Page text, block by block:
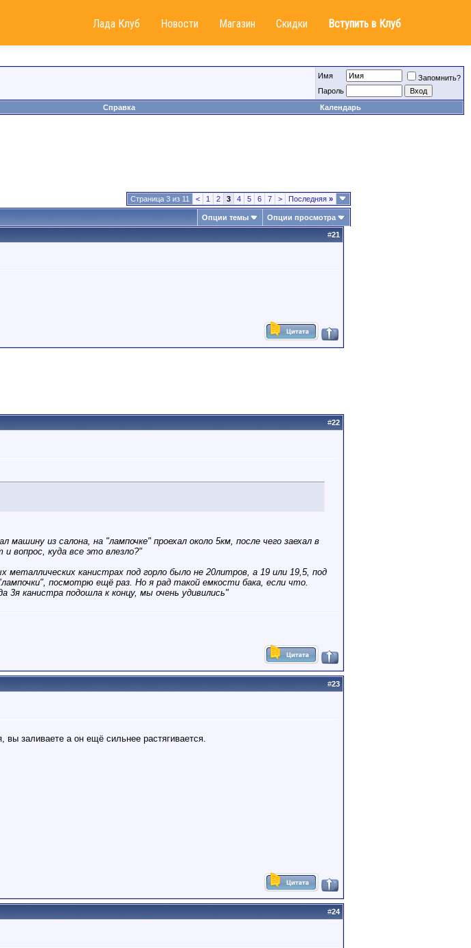
Лада Клуб Новости Магазин Скидки Вступить в Клуб
Имя
Запомнить?
Пароль
Справка Календарь
Страница 3 из 11 < 1 2 3 4 5 6 7 > Последняя »
Опции темы Опции просмотра
#21
#22
из салона, на "лампочке" проехал около 5км, после чего заехал в
вопрос, куда все это влезло?"
канистрах под горло было не 20литров, а 19 или 19,5, под
посмотрю ещё раз. Но я рад такой емкости бака, если что.
3я канистра подошла к концу, мы очень удивились"
#23
вы заливаете а он ещё сильнее растягивается.
#24